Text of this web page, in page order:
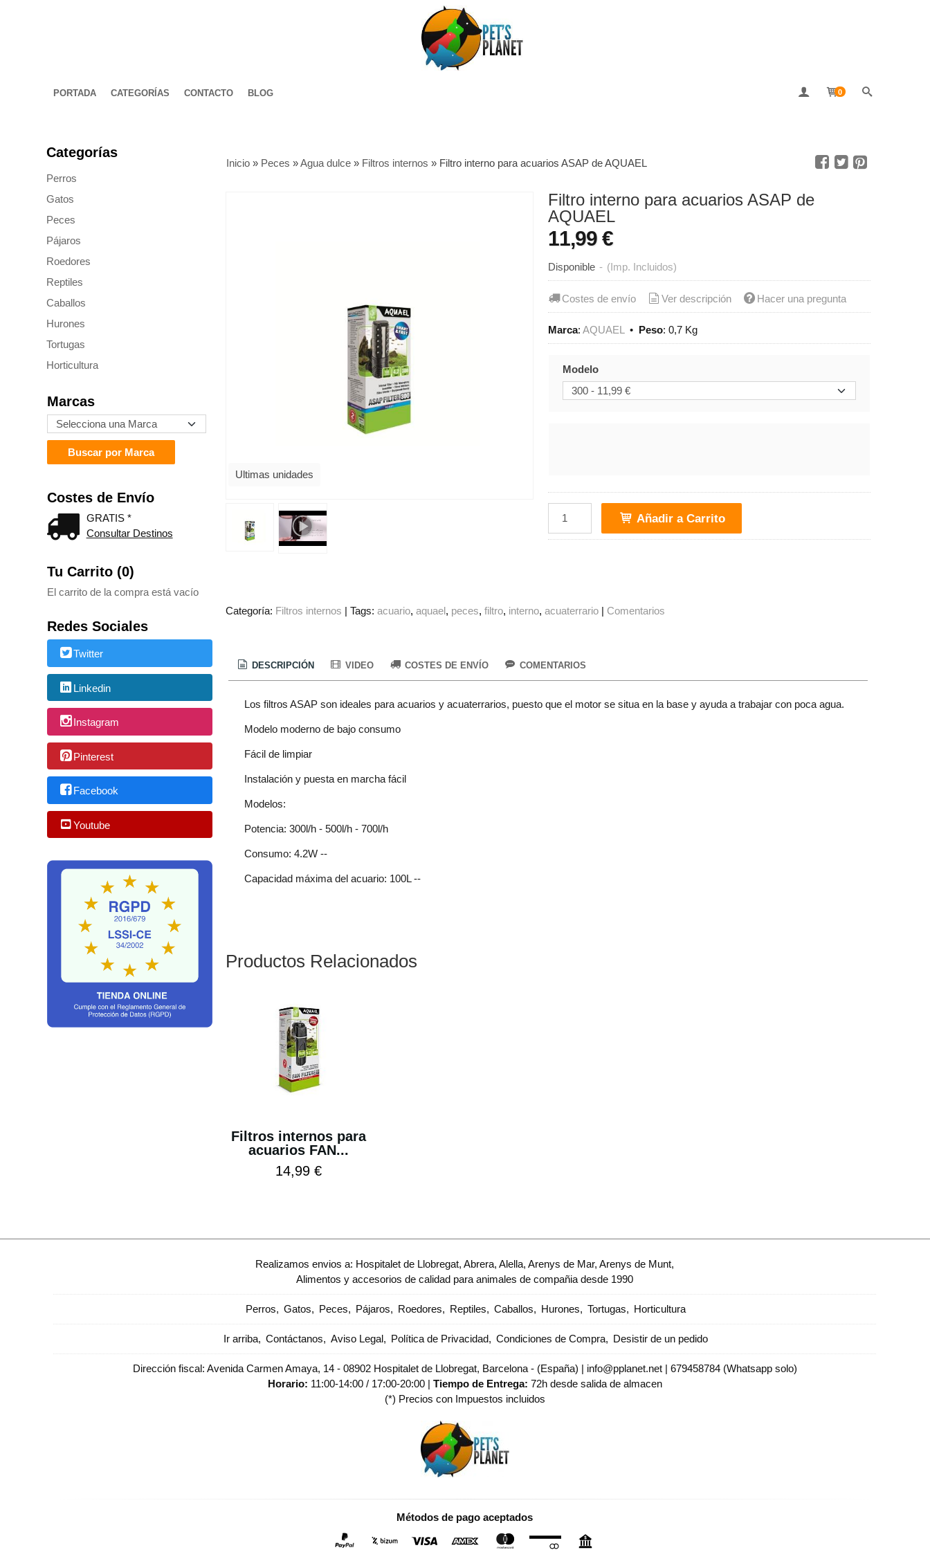
PORTADA CATEGORÍAS CONTACTO BLOG 0
Categorías
Perros
Gatos
Peces
Pájaros
Roedores
Reptiles
Caballos
Hurones
Tortugas
Horticultura
Marcas
Costes de Envío
GRATIS *
Consultar Destinos
Tu Carrito (0)
El carrito de la compra está vacío
Redes Sociales
Twitter
Linkedin
Instagram
Pinterest
Facebook
Youtube
Inicio » Peces »Agua dulce » Filtros internos » Filtro interno para acuarios ASAP de AQUAEL
Ultimas unidades
Filtro interno para acuarios ASAP de
AQUAEL
11,99 €
Disponible - (Imp. Incluidos)
Costes de envío Ver descripción Hacer una pregunta
Marca:AQUAEL • Peso:0,7 Kg
Modelo
Añadir a Carrito
Categoría: Filtros internos |Tags:acuario aquael peces filtro interno acuaterrario | Comentarios
DESCRIPCIÓN VIDEO COSTES DE ENVÍO COMENTARIOS
Los filtros ASAP son ideales para acuarios y acuaterrarios, puesto que el motor se situa en la base y ayuda a trabajar con poca agua.
Modelo moderno de bajo consumo
Fácil de limpiar
Instalación y puesta en marcha fácil
Modelos:
Potencia: 300l/h - 500l/h - 700l/h
Consumo: 4.2W --
Capacidad máxima del acuario: 100L --
Productos Relacionados
Filtros internos para
acuarios FAN...
14,99 €
Realizamos envios a: Hospitalet de Llobregat, Abrera, Alella, Arenys de Mar, Arenys de Munt,
Alimentos y accesorios de calidad para animales de compañia desde 1990
Perros Gatos Peces Pájaros Roedores Reptiles Caballos Hurones Tortugas Horticultura
Ir arriba Contáctanos Aviso Legal Política de Privacidad Condiciones de Compra Desistir de un pedido
Dirección fiscal: Avenida Carmen Amaya, 14 - 08902 Hospitalet de Llobregat, Barcelona - (España) | info@pplanet.net | 679458784 (Whatsapp solo)
Horario: 11:00-14:00 / 17:00-20:00 | Tiempo de Entrega: 72h desde salida de almacen
(*) Precios con Impuestos incluidos
Métodos de pago aceptados